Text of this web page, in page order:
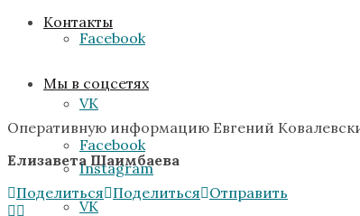
Facebook
VK
Instagram
Контакты
Мы в соцсетях
Facebook
VK
Оперативную информацию Евгений
Елизавета Шаимбаева
Поделиться Поделиться Отправить